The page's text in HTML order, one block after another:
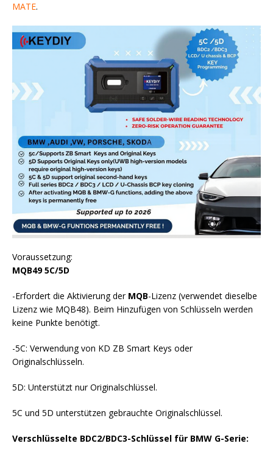
MATE.
Voraussetzung:
MQB49 5C/5D
-Erfordert die Aktivierung der MQB-Lizenz (verwendet dieselbe
Lizenz wie MQB48). Beim Hinzufügen von Schlüsseln werden
keine Punkte benötigt.
-5C: Verwendung von KD ZB Smart Keys oder
Originalschlüsseln.
5D: Unterstützt nur Originalschlüssel.
5C und 5D unterstützen gebrauchte Originalschlüssel.
Verschlüsselte BDC2/BDC3-Schlüssel für BMW G-Serie: